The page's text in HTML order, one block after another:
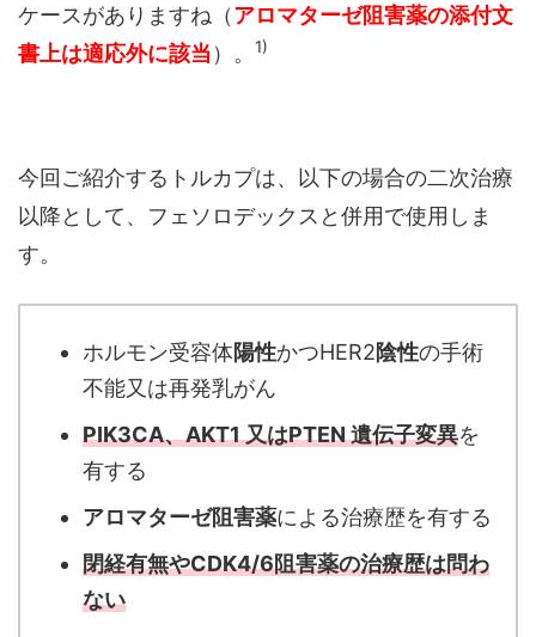
ケースがありますね（アロマターゼ阻害薬の添付文
書上は適応外に該当）。 1)
今回ご紹介するトルカプは、以下の場合の二次治療
以降として、フェソロデックスと併用で使用しま
す。
ホルモン受容体陽性かつHER2陰性の手術
不能又は再発乳がん
PIK3CA、AKT1 又はPTEN 遺伝子変異を
有する
アロマターゼ阻害薬による治療歴を有する
閉経有無やCDK4/6阻害薬の治療歴は問わ
ない